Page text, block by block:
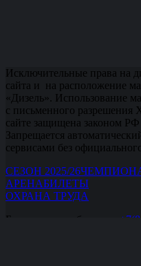
Исключительные права на
сайта и на расположение
«Дизель». Использование
с письменного
сайте защищена законом РФ
Запрещается
сервисами без
СЕЗОН 2025/26
АРЕНАБИЛЕТЫ
ОХРАНА ТРУДА
Бронирование билетов: